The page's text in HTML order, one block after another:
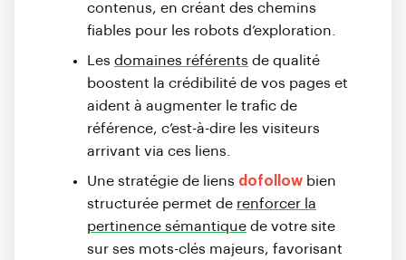
contenus, en créant des chemins
fiables pour les robots d’exploration.
Les domaines référents de qualité
boostent la crédibilité de vos pages et
aident à augmenter le trafic de
référence, c’est-à-dire les visiteurs
arrivant via ces liens.
Une stratégie de liens dofollow bien
structurée permet de renforcer la
pertinence sémantique de votre site
sur ses mots-clés majeurs, favorisant